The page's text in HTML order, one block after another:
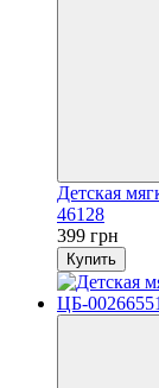
Детская
46128
399 грн
Купить